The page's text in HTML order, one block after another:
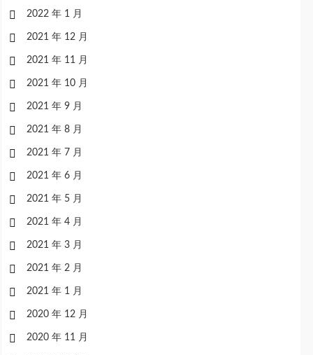
2022 年 1 月
2021 年 12 月
2021 年 11 月
2021 年 10 月
2021 年 9 月
2021 年 8 月
2021 年 7 月
2021 年 6 月
2021 年 5 月
2021 年 4 月
2021 年 3 月
2021 年 2 月
2021 年 1 月
2020 年 12 月
2020 年 11 月